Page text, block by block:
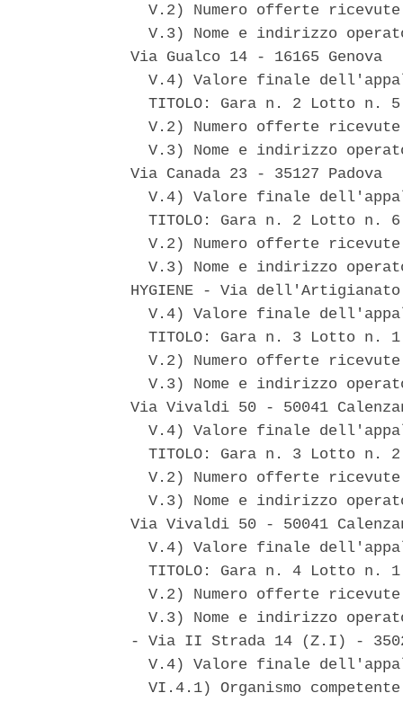
V.2) Numero offerte
V.3) Nome e indirizzo
Via Gualco 14 - 16165 Genova
V.4) Valore finale
TITOLO: Gara n. 2 Lotto n.
V.2) Numero offerte
V.3) Nome e indirizzo
Via Canada 23 - 35127 Padova
V.4) Valore finale
TITOLO: Gara n. 2 Lotto n.
V.2) Numero offerte
V.3) Nome e indirizzo
HYGIENE - Via
V.4) Valore finale
TITOLO: Gara n. 3 Lotto n.
V.2) Numero offerte
V.3) Nome e indirizzo
Via Vivaldi 50 - 50041
V.4) Valore finale
TITOLO: Gara n. 3 Lotto n.
V.2) Numero offerte
V.3) Nome e indirizzo
Via Vivaldi 50 - 50041
V.4) Valore finale
TITOLO: Gara n. 4 Lotto n.
V.2) Numero offerte
V.3) Nome e indirizzo
- Via II Strada 14 (Z.I) -
V.4) Valore finale
VI.4.1) Organismo